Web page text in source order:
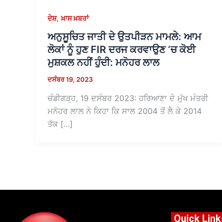
ਦੇਸ਼,ਖ਼ਾਸ ਖ਼ਬਰਾਂ
ਅਨੁਸੂਚਿਤ ਜਾਤੀ ਦੇ ਉਤਪੀੜਨ ਮਾਮਲੇ: ਆਮ
ਲੋਕਾਂ ਨੂੰ ਹੁਣ FIR ਦਰਜ ਕਰਵਾਉਣ ‘ਚ ਕੋਈ
ਮੁਸ਼ਕਲ ਨਹੀਂ ਹੁੰਦੀ: ਮਨੋਹਰ ਲਾਲ
ਦਸੰਬਰ 19, 2023
ਚੰਡੀਗੜ੍ਹ, 19 ਦਸੰਬਰ 2023: ਹਰਿਆਣਾ ਦੇ ਮੁੱਖ ਮੰਤਰੀ
ਮਨੋਹਰ ਲਾਲ ਨੇ ਕਿਹਾ ਕਿ ਸਾਲ 2004 ਤੋਂ ਲੈ ਕੇ 2014
ਤੱਕ […]
Quick